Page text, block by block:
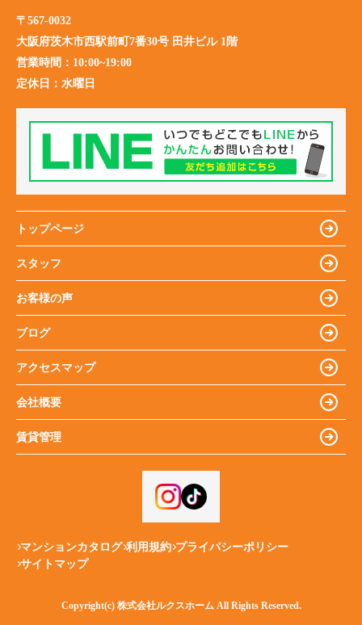
〒567-0032
大阪府茨木市西駅前町7番30号 田井ビル 1階
営業時間： 10:00~19:00
定休日： 水曜日
トップページ
スタッフ
お客様の声
ブログ
アクセスマップ
会社概要
賃貸管理
マンションカタログ 利用規約 プライバシーポリシー
サイトマップ
Copyright(c) 株式会社ルクスホーム All Rights Reserved.